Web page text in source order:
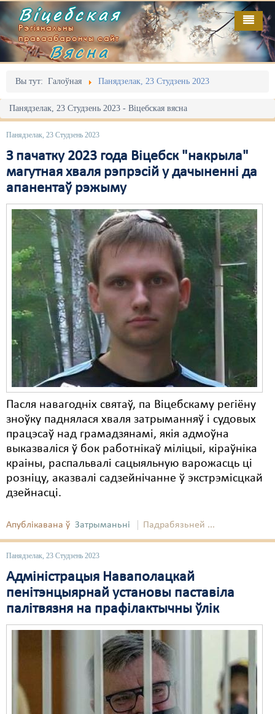
Віцебская
Рэгіянальны
праваабарончы сайт
Вясна
Вы тут: Галоўная Панядзелак, 23 Студзень 2023
Панядзелак, 23 Студзень 2023 - Віцебская вясна
Панядзелак, 23 Студзень 2023
З пачатку 2023 года Віцебск "накрыла"
магутная хваля рэпрэсій у дачыненні да
апанентаў рэжыму
Пасля навагодніх святаў, па Віцебскаму регіёну
зноўку паднялася хваля затрыманняў і судовых
працэсаў над грамадзянамі, якія адмоўна
выказваліся ў бок работнікаў міліцыі, кіраўніка
краіны, распальвалі сацыяльную варожасць ці
розніцу, аказвалі садзейнічанне ў экстрэмісцкай
дзейнасці.
Апублікавана ў Затрыманьні Падрабязьней ...
Панядзелак, 23 Студзень 2023
Адміністрацыя Наваполацкай
пенітэнцыярнай установы паставіла
палітвязня на прафілактычны ўлік
Галоўная
Адміністрацыйны перасьлед
Акцыі
Выбары
Грамадзянскія ініцыятывы
Дзяржава
Дыскрымінацыя
Затрыманьні
Карная псыхіятрыя
КПЧ ААН
Культурныя правы
ЛПП
Мігранты
Мірныя сходы
Палітвязьні
Праваабаронцы
Правы дзіцяці
Пэнітэнцыярная сыстэма
Распальваньне варожасьці
Свабода слова
Свабода сумленьня
Сьмяротнае пакараньне
Правы працоўных
Выданьні
Відэа
Пра нас
RSS